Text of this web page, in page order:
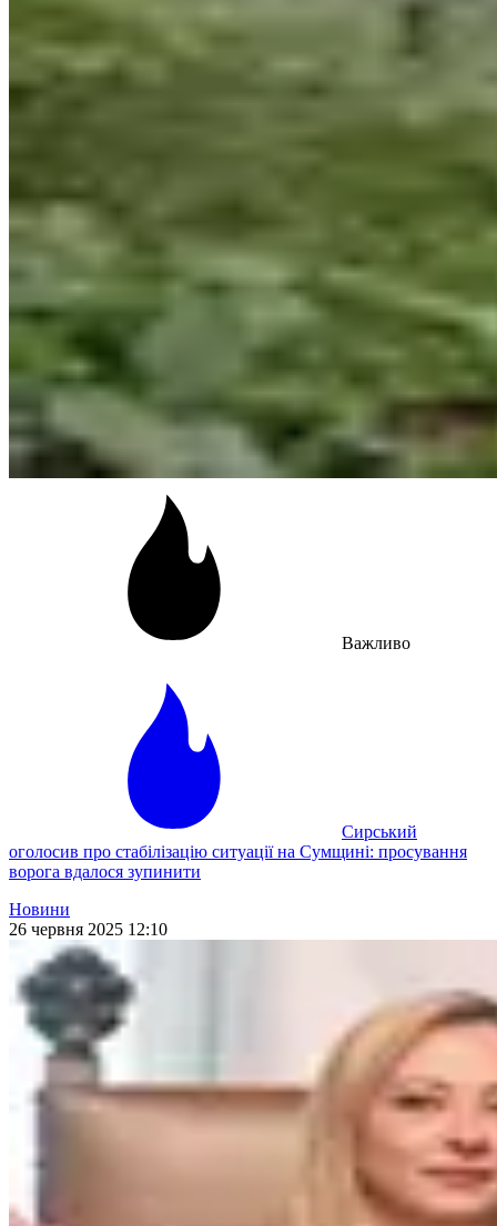
Важливо
Сирський
оголосив про стабілізацію ситуації на Сумщині: просування
ворога вдалося зупинити
Новини
26 червня 2025 12:10